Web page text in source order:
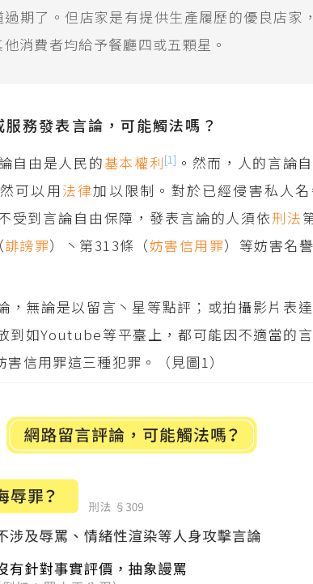
期了。但店家是有提供生產履歷的優良店家
消費者均給予餐廳四或五顆星。
務發表言論，可能觸法嗎？
自由是人民的基本權利[1] 。然而，人的言論
可以用法律加以限制。對於已經侵害私人
受到言論自由保障，發表言論的人須依刑法
誹謗罪）丶第313條（妨害信用罪）等妨害名
，無論是以留言丶星等點評；或拍攝影片表
到如Youtube等平臺上，都可能因不適當的
害信用罪這三種犯罪。（見圖1）